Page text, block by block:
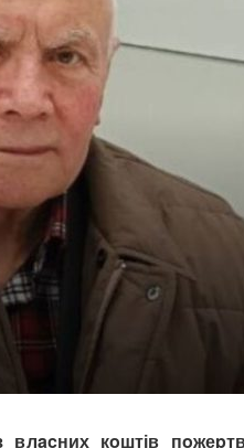
кoштів